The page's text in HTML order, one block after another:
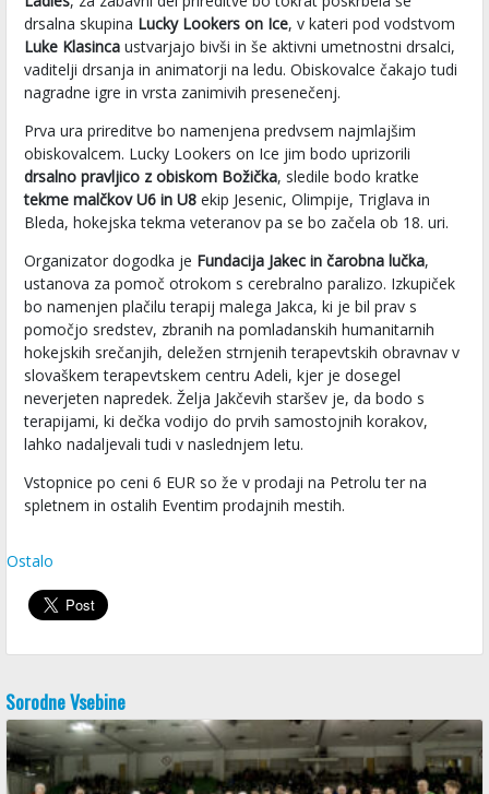
drsalna skupina Lucky Lookers on Ice, v kateri pod vodstvom
Luke Klasinca ustvarjajo bivši in še aktivni umetnostni drsalci,
vaditelji drsanja in animatorji na ledu. Obiskovalce čakajo tudi
nagradne igre in vrsta zanimivih presenečenj.
Prva ura prireditve bo namenjena predvsem najmlajšim
obiskovalcem. Lucky Lookers on Ice jim bodo uprizorili
drsalno pravljico z obiskom Božička, sledile bodo kratke
tekme malčkov U6 in U8 ekip Jesenic, Olimpije, Triglava in
Bleda, hokejska tekma veteranov pa se bo začela ob 18. uri.
Organizator dogodka je Fundacija Jakec in čarobna lučka,
ustanova za pomoč otrokom s cerebralno paralizo. Izkupiček
bo namenjen plačilu terapij malega Jakca, ki je bil prav s
pomočjo sredstev, zbranih na pomladanskih humanitarnih
hokejskih srečanjih, deležen strnjenih terapevtskih obravnav v
slovaškem terapevtskem centru Adeli, kjer je dosegel
neverjeten napredek. Želja Jakčevih staršev je, da bodo s
terapijami, ki dečka vodijo do prvih samostojnih korakov,
lahko nadaljevali tudi v naslednjem letu.
Vstopnice po ceni 6 EUR so že v prodaji na Petrolu ter na
spletnem in ostalih Eventim prodajnih mestih.
Ostalo
Sorodne Vsebine